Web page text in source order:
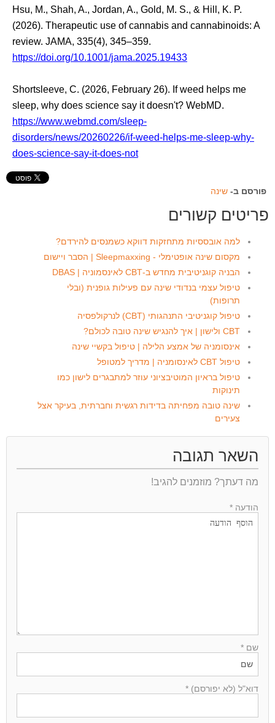
Hsu, M., Shah, A., Jordan, A., Gold, M. S., & Hill, K. P.
(2026). Therapeutic use of cannabis and cannabinoids: A
review. JAMA, 335(4), 345–359.
https://doi.org/10.1001/jama.2025.19433
Shortsleeve, C. (2026, February 26). If weed helps me
sleep, why does science say it doesn't? WebMD.
https://www.webmd.com/sleep-
disorders/news/20260226/if-weed-helps-me-sleep-why-
does-science-say-it-does-not
פורסם ב- שינה
פריטים קשורים
למה אובססיות מתחזקות דווקא כשמנסים להירדם?
מקסום שינה אופטימלי - Sleepmaxxing | הסבר ויישום
הבניה קוגניטיבית מחדש ב-CBT לאינסמוניה | DBAS
טיפול עצמי בנדודי שינה עם פעילות גופנית (ובלי
תרופות)
טיפול קוגניטיבי התנהגותי (CBT) לנרקולפסיה
CBT ולישון | איך להנגיש שינה טובה לכולם?
אינסומניה של אמצע הלילה | טיפול בקשיי שינה
טיפול CBT לאינסומניה | מדריך למטופל
טיפול בראיון המוטיבציוני עוזר למתבגרים לישון כמו
תינוקות
שינה טובה מפחיתה בדידות רגשית וחברתית, בעיקר אצל
צעירים
השאר תגובה
מה דעתך? מוזמנים להגיב!
הודעה *
שם *
דוא"ל (לא יפורסם) *